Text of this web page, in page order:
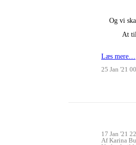
Og vi
At
Læs mere…
25 Jan '21
17 Jan '21
Af Karina